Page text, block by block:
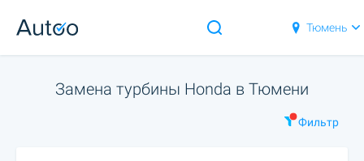
Тюмень
Замена турбины Honda в Тюмени
Фильтр